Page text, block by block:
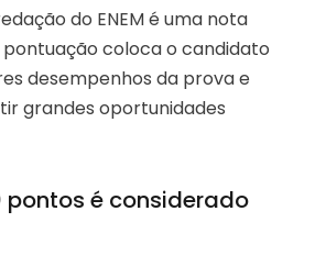
do ENEM é uma nota
pontuação coloca o candidato
desempenhos da prova e
grandes oportunidades
pontos é considerado